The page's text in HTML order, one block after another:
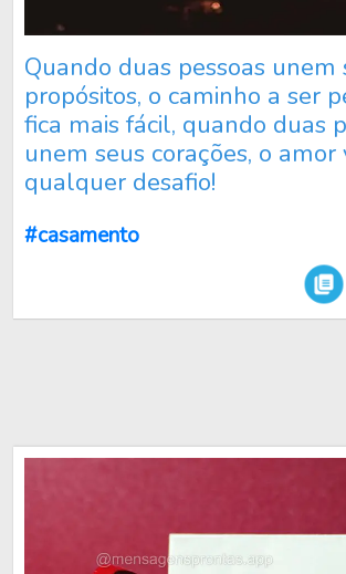
Quando duas pessoas unem
propósitos, o caminho a ser
fica mais fácil, quando duas
unem seus corações, o amor
qualquer desafio!
#casamento